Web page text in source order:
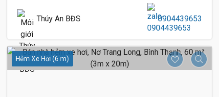
Thúy An BĐS 0904439653
Hẻm Xe Hơi (6 m)